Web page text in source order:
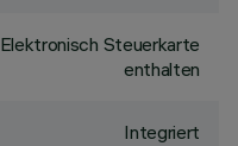
Elektronisch Steuerkarte
enthalten
Integriert